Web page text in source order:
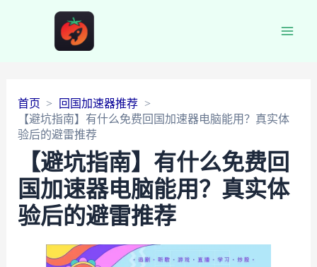
首页
回国加速器推荐
【避坑指南】有什么免费回国加速器电脑能用？真实体
验后的避雷推荐
【避坑指南】有什么免费回
国加速器电脑能用？真实体
验后的避雷推荐